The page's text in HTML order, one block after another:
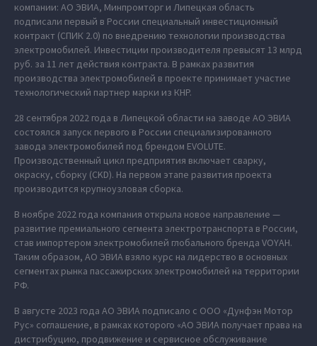
компании: АО ЭВИА, Минпромторг и Липецкая область
подписали первый в России специальный инвестиционный
контракт (СПИК 2.0) по внедрению технологии производства
электромобилей. Инвестиции производителя превысят 13 млрд
руб. за 11 лет действия контракта. В рамках развития
производства электромобилей в проекте принимает участие
технологический партнер марки из КНР.
28 сентября 2022 года в Липецкой области на заводе АО ЭВИА
состоялся запуск первого в России специализированного
завода электромобилей под брендом EVOLUTE.
Производственный цикл предприятия включает сварку,
окраску, сборку (CKD). На первом этапе развития проекта
производится крупноузловая сборка.
В ноябре 2022 года компания открыла новое направление —
развитие премиального сегмента электротранспорта в России,
став импортером электромобилей глобального бренда VOYAH.
Таким образом, АО ЭВИА взяло курс на лидерство в основных
сегментах рынка пассажирских электромобилей на территории
РФ.
В августе 2023 года АО ЭВИА подписало с ООО «Дунфэн Мотор
Рус» соглашение, в рамках которого «АО ЭВИА получает права на
дистрибуцию, продвижение и сервисное обслуживание